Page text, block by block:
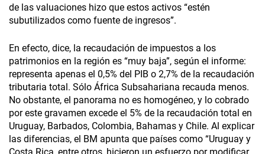
de las valuaciones hizo que estos activos “estén
subutilizados como fuente de ingresos”.
En efecto, dice, la recaudación de impuestos a los
patrimonios en la región es “muy baja”, según el informe:
representa apenas el 0,5% del PIB o 2,7% de la recaudación
tributaria total. Sólo África Subsahariana recauda menos.
No obstante, el panorama no es homogéneo, y lo cobrado
por este gravamen excede el 5% de la recaudación total en
Uruguay, Barbados, Colombia, Bahamas y Chile. Al explicar
las diferencias, el BM apunta que países como “Uruguay y